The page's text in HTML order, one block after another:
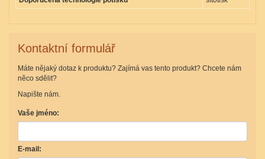
Kontaktní formulář
Máte nějaký dotaz k produktu? Zajímá vas tento produkt? Chcete nám
něco sdělit?
Napište nám.
Vaše jméno:
E-mail: